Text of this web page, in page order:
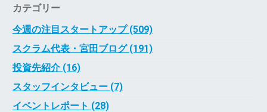
カテゴリー
今週の注目スタートアップ (509)
スクラム代表・宮田ブログ (191)
投資先紹介 (16)
スタッフインタビュー (7)
イベントレポート (28)